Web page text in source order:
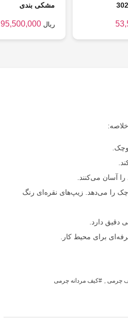
مشکی بندی
95,500,000 ریال
آسان می‌کنند.
را می‌دهد. زیپ‌های نقره‌ای رنگ
دقیق دارد.
برای محیط کار.
چرمی , کیف مردانه چرمی